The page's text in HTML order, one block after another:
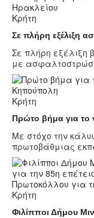
Κρήτη
Σε πλήρη εξέλιξη
Σε πλήρη εξέλιξη
με
Κρήτη
Πρώτο βήμα για το
Με στόχο την
πρωτοβάθμιας
Κρήτη
Φιλίπποι Δήμου